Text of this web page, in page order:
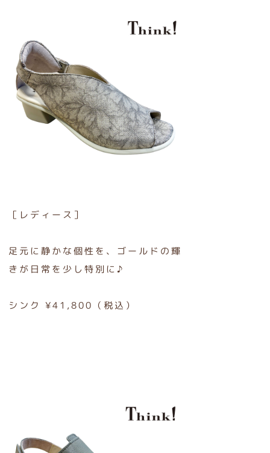
［レディース］
足元に静かな個性を、ゴールドの輝
きが日常を少し特別に♪
シンク ¥41,800（税込）